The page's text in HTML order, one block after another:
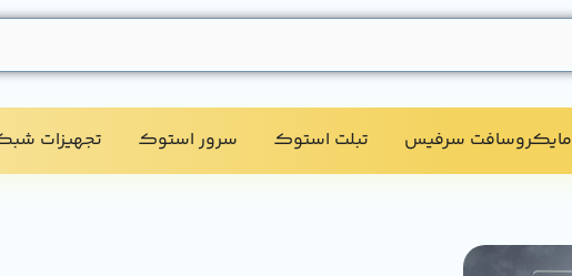
مایکروسافت سرفیس تبلت استوک​ سرور استوک​ تجهیزات